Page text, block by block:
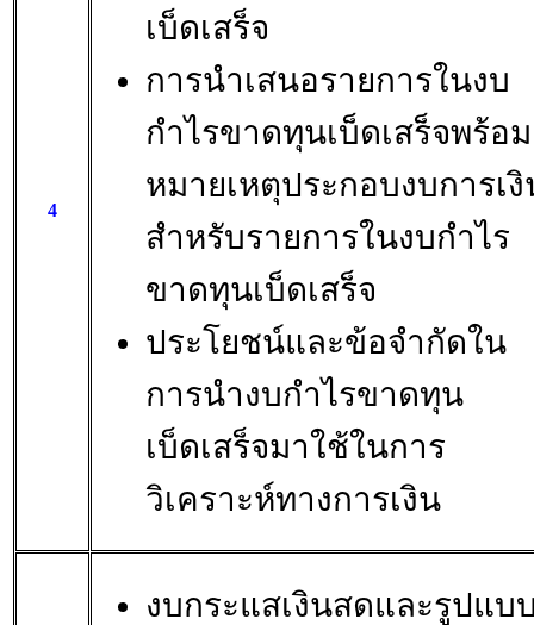
4
เบ็ดเสร็จ
การนำเสนอรายการในงบ
กำไรขาดทุนเบ็ดเสร็จพร้อม
หมายเหตุประกอบงบการเ
สำหรับรายการในงบกำไร
ขาดทุนเบ็ดเสร็จ
ประโยชน์และข้อจำกัดใน
การนำงบกำไรขาดทุน
เบ็ดเสร็จมาใช้ในการ
วิเคราะห์ทางการเงิน
งบกระแสเงินสดและรูปแบ